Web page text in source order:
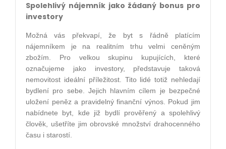
Spolehlivý nájemník jako žádaný bonus pro
investory
Možná vás překvapí, že byt s řádně platícím
nájemníkem je na realitním trhu velmi ceněným
zbožím. Pro velkou skupinu kupujících, které
označujeme jako investory, představuje taková
nemovitost ideální příležitost. Tito lidé totiž nehledají
bydlení pro sebe. Jejich hlavním cílem je bezpečné
uložení peněz a pravidelný finanční výnos. Pokud jim
nabídnete byt, kde již bydlí prověřený a spolehlivý
člověk, ušetříte jim obrovské množství drahocenného
času i starostí.